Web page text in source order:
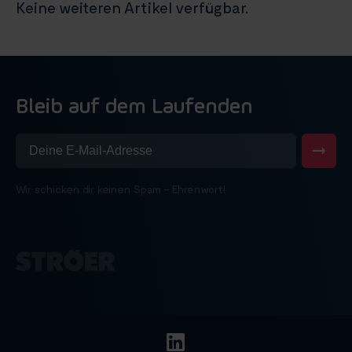
Keine weiteren Artikel verfügbar.
Bleib auf dem Laufenden
Wir schicken dir keinen Spam – Ehrenwort!